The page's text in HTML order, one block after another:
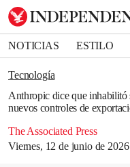
NOTICIAS ESTILO
DEPORTES
Tecnología
Anthropic dice que
nuevos controles de
The Associated Press
Viernes, 12 de junio de
Bookmark
Removed from bookmarks
Close popover